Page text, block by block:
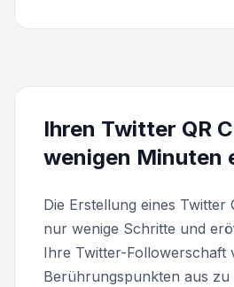
Ihren Twitter QR
wenigen Minuten
Die Erstellung eines Twitter
nur wenige Schritte und
Ihre Twitter-Followerschaft
Berührungspunkten aus